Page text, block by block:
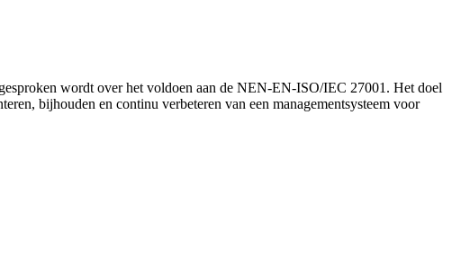
wordt over het voldoen aan de NEN-EN-ISO/IEC 27001. Het doel
bijhouden en continu verbeteren van een managementsysteem voor